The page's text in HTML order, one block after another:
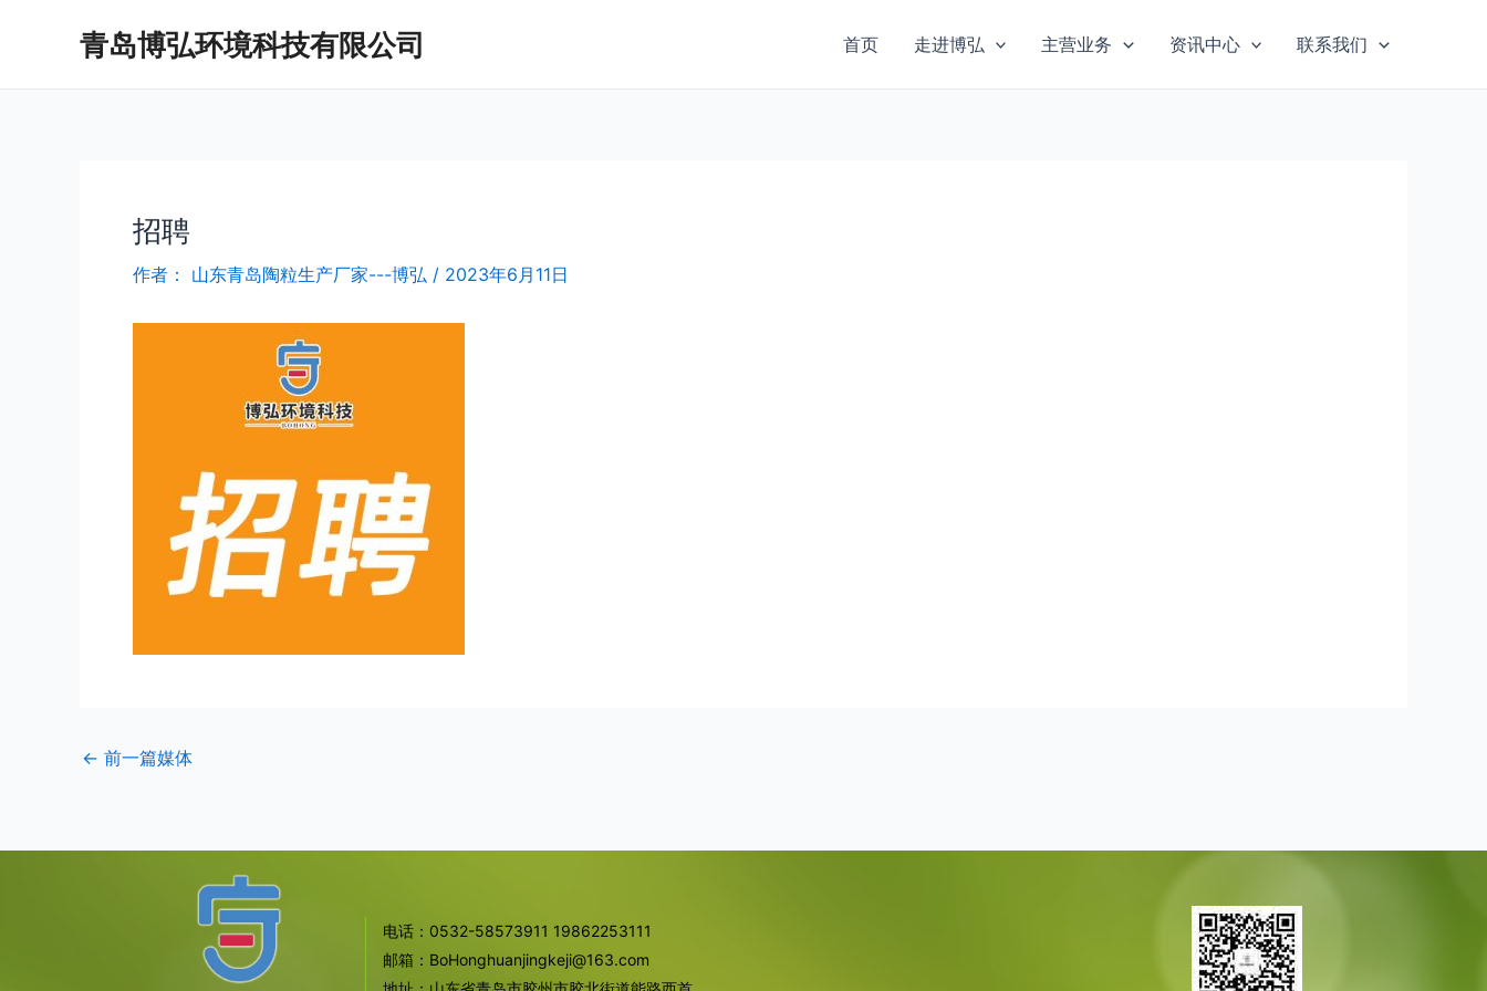
青岛博弘环境科技有限公司 首页 走进博弘 主营业务 资讯中心 联系我们
招聘
作者： 山东青岛陶粒生产厂家---博弘 / 2023年6月11日
navigation
← 前一篇媒体
电话：0532-58573911 19862253111
邮箱：BoHonghuanjingkeji@163.com